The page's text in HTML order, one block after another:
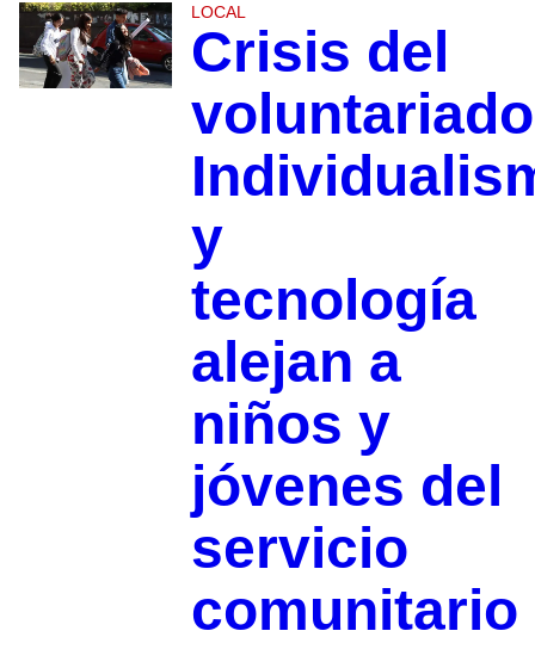
LOCAL
Crisis del
y
tecnología
alejan a
niños y
jóvenes del
servicio
comunitario